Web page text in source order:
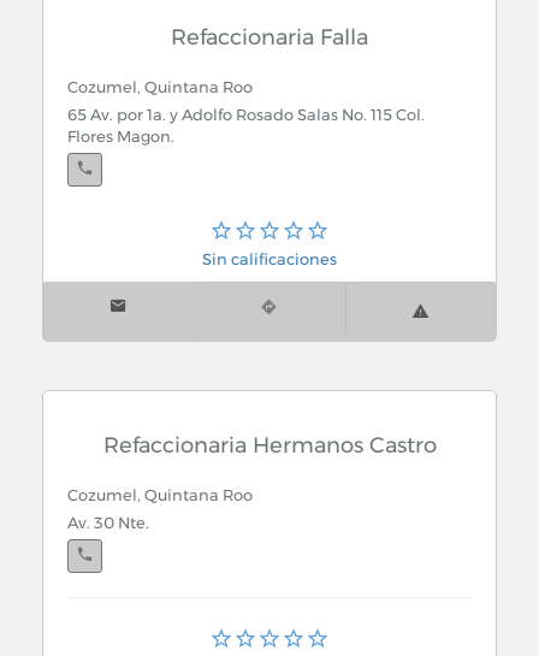
Refaccionaria Falla
Cozumel, Quintana Roo
65 Av. por 1a. y Adolfo Rosado Salas No. 115 Col.
Flores Magon.
Sin calificaciones
Refaccionaria Hermanos Castro
Cozumel, Quintana Roo
Av. 30 Nte.
Cozumel, Quintana Roo